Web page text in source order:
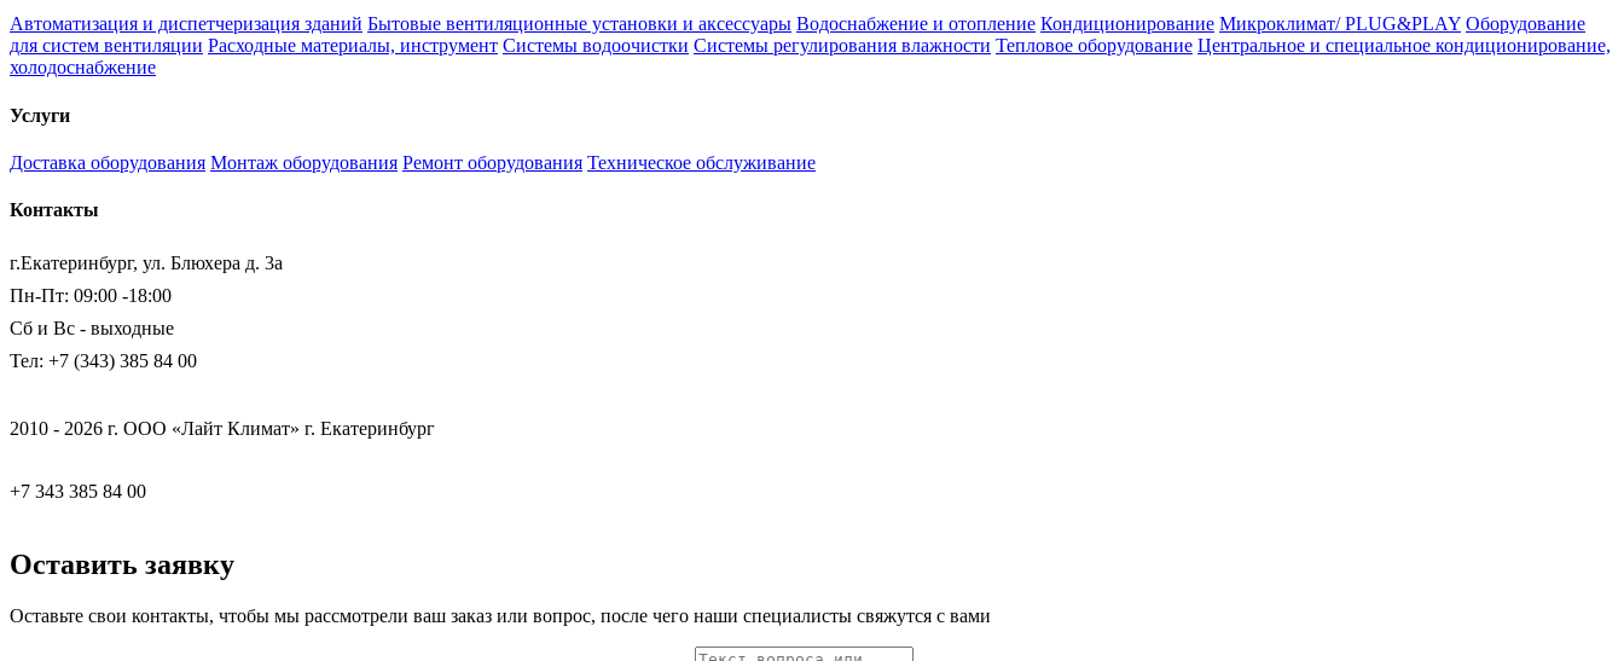
Автоматизация и диспетчеризация зданий Бытовые вентиляционные установки и аксессуары Водоснабжение и отопление Кондиционирование Микроклимат/ PLUG&PLAY Оборудование
для систем вентиляции Расходные материалы, инструмент Системы водоочистки Системы регулирования влажности Тепловое оборудование Центральное и специальное кондиционирование,
холодоснабжение
Услуги
Доставка оборудования Монтаж оборудования Ремонт оборудования Техническое обслуживание
Контакты
г.Екатеринбург, ул. Блюхера д. 3а
Пн-Пт: 09:00 -18:00
Сб и Вс - выходные
Тел: +7 (343) 385 84 00
2010 - 2026 г. ООО «Лайт Климат» г. Екатеринбург
+7 343 385 84 00
Оставить заявку
Оставьте свои контакты, чтобы мы рассмотрели ваш заказ или вопрос, после чего наши специалисты свяжутся с вами